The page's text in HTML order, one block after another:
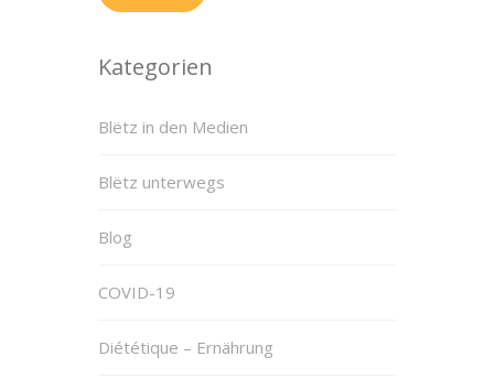
Kategorien
Blëtz in den Medien
Blëtz unterwegs
Blog
COVID-19
Diététique – Ernährung